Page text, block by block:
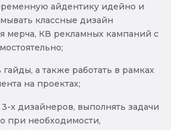
айдентику идейно и
классные дизайн
мерча, КВ рекламных кампаний с
гайды, а также работать в рамках
на проектах;
х дизайнеров, выполнять задачи
при необходимости,